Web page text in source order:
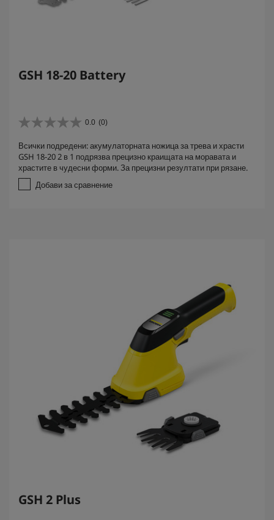
GSH 18-20 Battery
0.0 (0)
0
0
о
т
з
Всички подредени: акумулаторната ножица за трева и храсти
GSH 18-20 2 в 1 подрязва прецизно краищата на моравата и
храстите в чудесни форми. За прецизни резултати при рязане.
Добави за сравнение
GSH 2 Plus